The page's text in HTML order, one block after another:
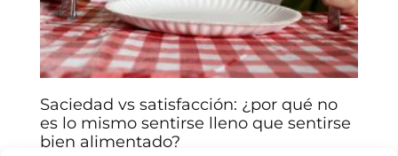
Saciedad vs satisfacción: ¿por qué no
es lo mismo sentirse lleno que sentirse
bien alimentado?